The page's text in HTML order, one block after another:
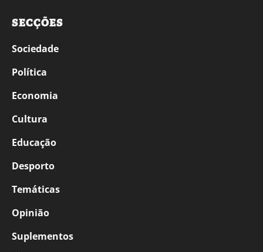
SECÇÕES
Sociedade
Política
Economia
Cultura
Educação
Desporto
Temáticas
Opinião
Suplementos